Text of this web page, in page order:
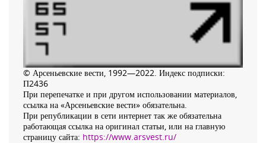
© Арсеньевские вести, 1992—2022. Индекс подписки:
П2436
При перепечатке и при другом использовании материалов,
ссылка на «Арсеньевские вести» обязательна.
При републикации в сети интернет так же обязательна
работающая ссылка на оригинал статьи, или на главную
страницу сайта: https://www.arsvest.ru/